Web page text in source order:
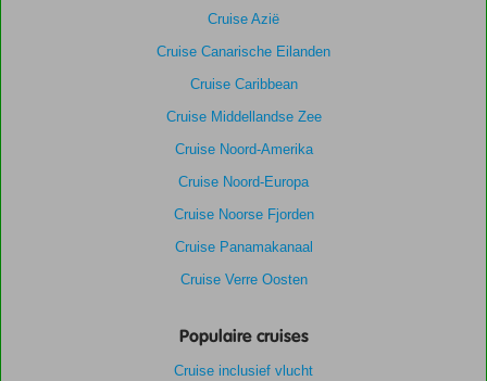
Cruise Azië
Cruise Canarische Eilanden
Cruise Caribbean
Cruise Middellandse Zee
Cruise Noord-Amerika
Cruise Noord-Europa
Cruise Noorse Fjorden
Cruise Panamakanaal
Cruise Verre Oosten
Populaire cruises
Cruise inclusief vlucht